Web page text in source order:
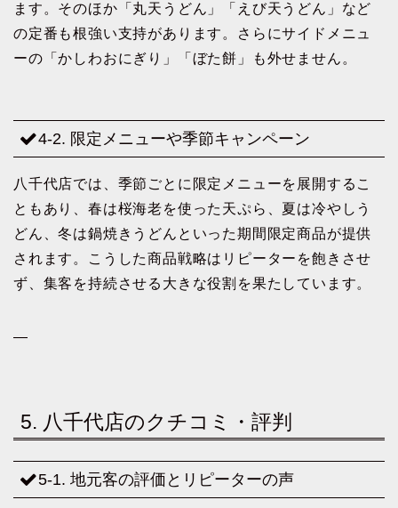
ます。そのほか「丸天うどん」「えび天うどん」など
の定番も根強い支持があります。さらにサイドメニュ
ーの「かしわおにぎり」「ぼた餅」も外せません。
4-2. 限定メニューや季節キャンペーン
八千代店では、季節ごとに限定メニューを展開するこ
ともあり、春は桜海老を使った天ぷら、夏は冷やしう
どん、冬は鍋焼きうどんといった期間限定商品が提供
されます。こうした商品戦略はリピーターを飽きさせ
ず、集客を持続させる大きな役割を果たしています。
—
5. 八千代店のクチコミ・評判
5-1. 地元客の評価とリピーターの声